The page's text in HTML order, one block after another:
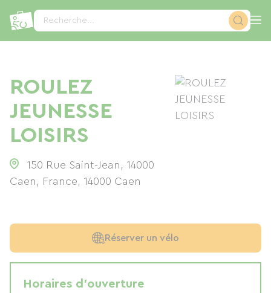
Recherche...
ROULEZ
JEUNESSE
LOISIRS
150 Rue Saint-Jean, 14000
Caen, France, 14000 Caen
Réserver un vélo
Horaires d'ouverture
Panneau de gestion des cookies